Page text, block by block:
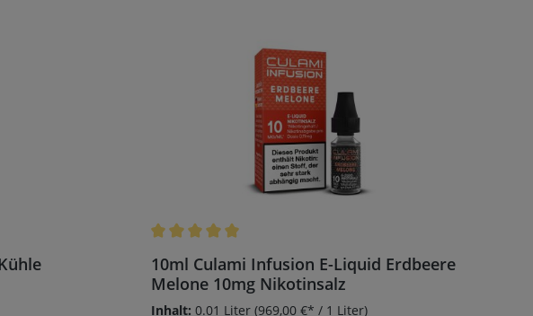
10ml Culami Infusion E-Liquid Erdbeere
Melone 10mg Nikotinsalz
Inhalt: 0.01 Liter (969,00 €* / 1 Liter)